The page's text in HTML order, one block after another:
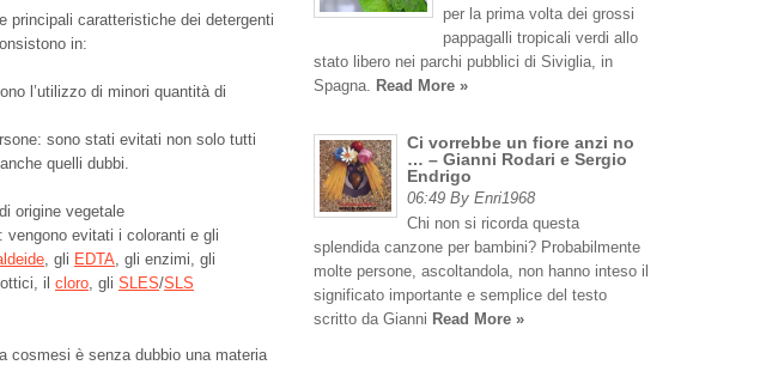
principali caratteristiche dei detergenti
in:
l’utilizzo di minori quantità di
sono stati evitati non solo tutti
quelli dubbi.
origine vegetale
vengono evitati i coloranti e gli
, gli EDTA, gli enzimi, gli
il cloro, gli SLES/SLS
cosmesi è senza dubbio una materia
per la prima volta dei grossi
pappagalli tropicali verdi allo
stato libero nei parchi pubblici di Siviglia, in
Spagna. Read More »
Ci vorrebbe un fiore anzi no
… – Gianni Rodari e Sergio
Endrigo
06:49 By Enri1968
Chi non si ricorda questa
splendida canzone per bambini? Probabilmente
molte persone, ascoltandola, non hanno inteso il
significato importante e semplice del testo
scritto da Gianni Read More »